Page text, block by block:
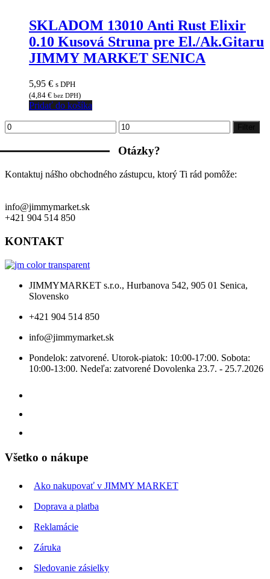
SKLADOM 13010 Anti Rust Elixir
0.10 Kusová Struna pre El./Ak.Gitaru
JIMMY MARKET SENICA
5,95 € s DPH
(4,84 € bez DPH)
Pridať do košíka
Minimálna
cena
Maximálna
cena
Filter
Otázky?
Kontaktuj nášho obchodného zástupcu, ktorý Ti rád pomôže:
info@jimmymarket.sk
+421 904 514 850
KONTAKT
JIMMYMARKET s.r.o., Hurbanova 542, 905 01 Senica,
Slovensko
+421 904 514 850
info@jimmymarket.sk
Pondelok: zatvorené. Utorok-piatok: 10:00-17:00. Sobota:
10:00-13:00. Nedeľa: zatvorené Dovolenka 23.7. - 25.7.2026
Všetko o nákupe
Ako nakupovať v JIMMY MARKET
Doprava a platba
Reklamácie
Záruka
Sledovanie zásielky